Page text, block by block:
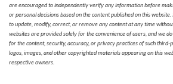
are encouraged to independently verify any information before
or personal decisions based on the content published on this
to update, modify, correct, or remove any content at any time
websites are provided solely for the convenience of users, and we
for the content, security, accuracy, or privacy practices of such
logos, images, and other copyrighted materials appearing on this
respective owners.